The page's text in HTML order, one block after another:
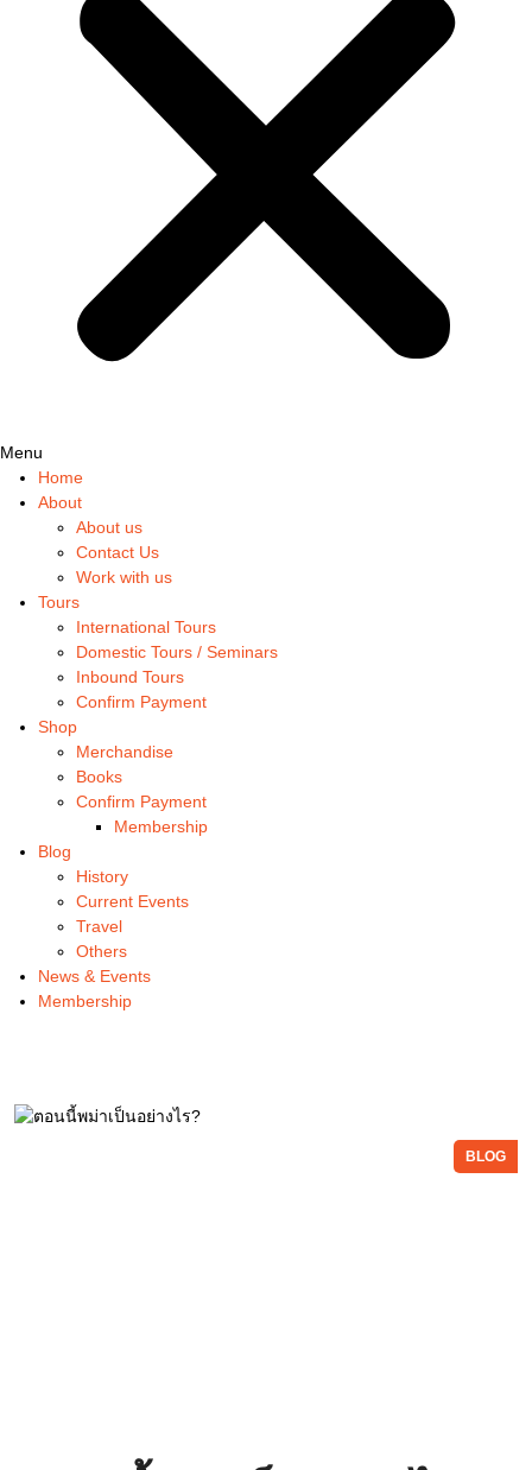
Menu
Home
About
About us
Contact Us
Work with us
Tours
International Tours
Domestic Tours / Seminars
Inbound Tours
Confirm Payment
Shop
Merchandise
Books
Confirm Payment
Membership
Blog
History
Current Events
Travel
Others
News & Events
Membership
BLOG